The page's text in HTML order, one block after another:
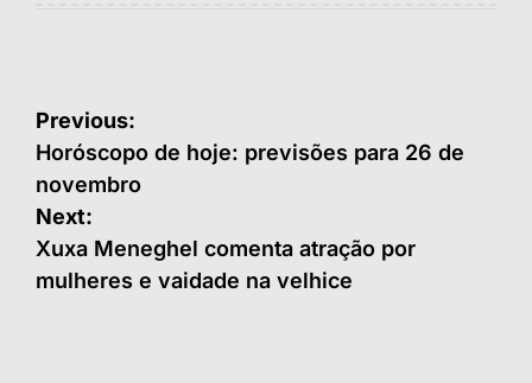
Navegação
de
Post
Previous:
Horóscopo de hoje: previsões para 26 de
novembro
Next:
Xuxa Meneghel comenta atração por
mulheres e vaidade na velhice